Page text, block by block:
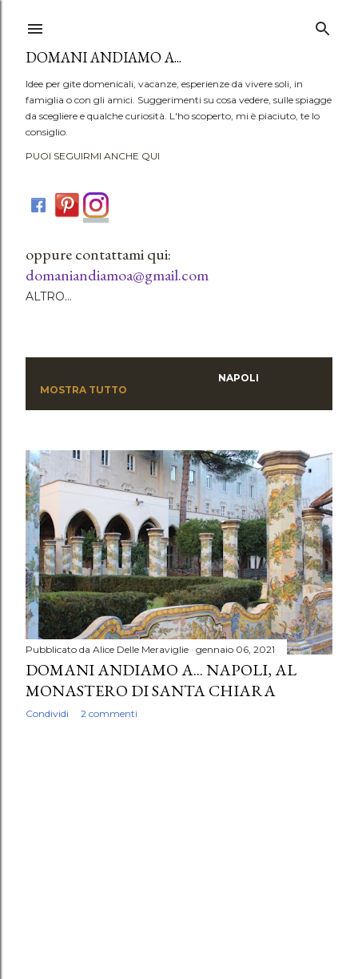
DOMANI ANDIAMO A...
Idee per gite domenicali, vacanze, esperienze da vivere soli, in
famiglia o con gli amici. Suggerimenti su cosa vedere, sulle spiagge
da scegliere e qualche curiosità. L'ho scoperto, mi è piaciuto, te lo
consiglio.
PUOI SEGUIRMI ANCHE QUI
oppure contattami qui:
domaniandiamoa@gmail.com
ALTRO…
s
t
NAPOLI
MOSTRA TUTTO
Pubblicato da Alice Delle Meraviglie gennaio 06, 2021
DOMANI ANDIAMO A... NAPOLI, AL
MONASTERO DI SANTA CHIARA
Condividi 2 commenti